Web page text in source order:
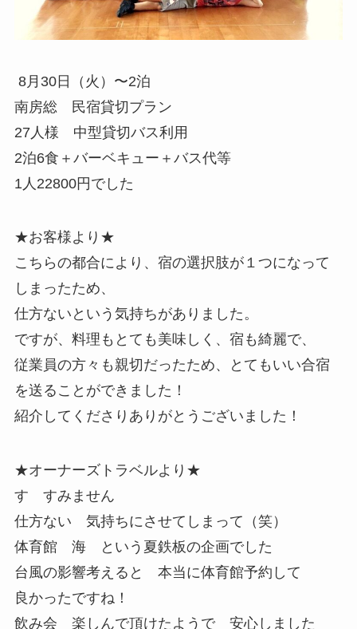
8月30日（火）〜2泊
南房総 民宿貸切プラン
27人様 中型貸切バス利用
2泊6食＋バーベキュー＋バス代等
1人22800円でした
★お客様より★
こちらの都合により、宿の選択肢が１つになって
しまったため、
仕方ないという気持ちがありました。
ですが、料理もとても美味しく、宿も綺麗で、
従業員の方々も親切だったため、とてもいい合宿
を送ることができました！
紹介してくださりありがとうございました！
★オーナーズトラベルより★
す すみません
仕方ない 気持ちにさせてしまって（笑）
体育館 海 という夏鉄板の企画でした
台風の影響考えると 本当に体育館予約して
良かったですね！
飲み会 楽しんで頂けたようで 安心しました